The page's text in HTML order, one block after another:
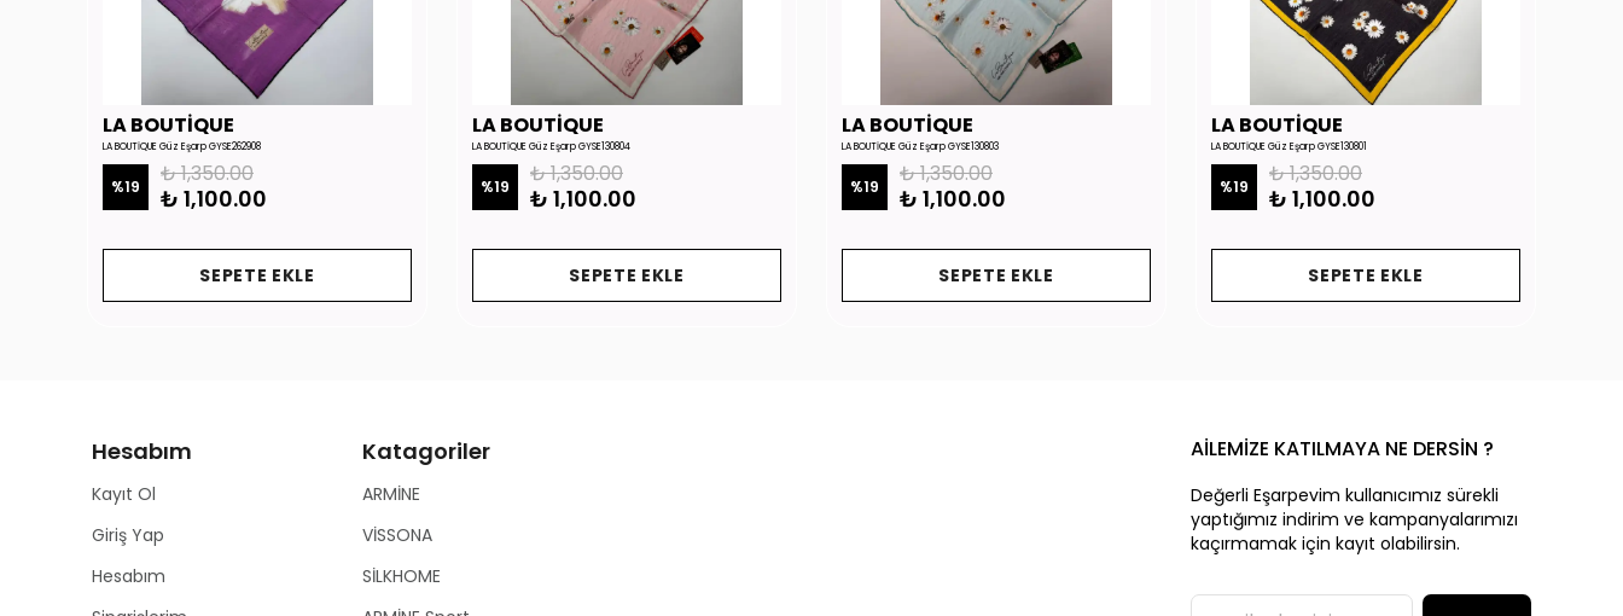
LA BOUTİQUE
LA BOUTİQUE Güz Eşarp GYSE262908
%19 ₺ 1,350.00
₺ 1,100.00
SEPETE EKLE
LA BOUTİQUE
LA BOUTİQUE Güz Eşarp GYSE130804
%19 ₺ 1,350.00
₺ 1,100.00
SEPETE EKLE
LA BOUTİQUE
LA BOUTİQUE Güz Eşarp GYSE130803
%19 ₺ 1,350.00
₺ 1,100.00
SEPETE EKLE
LA BOUTİQUE
LA BOUTİQUE Güz Eşarp GYSE130801
%19 ₺ 1,350.00
₺ 1,100.00
SEPETE EKLE
Hesabım
Kayıt Ol
Giriş Yap
Hesabım
Katagoriler
ARMİNE
VİSSONA
SİLKHOME
AİLEMİZE KATILMAYA NE DERSİN ?
Değerli Eşarpevim kullanıcımız sürekli
yaptığımız indirim ve kampanyalarımızı
kaçırmamak için kayıt olabilirsin.